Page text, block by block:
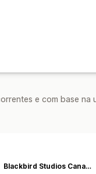
e com base
Blackbird Studios Canada